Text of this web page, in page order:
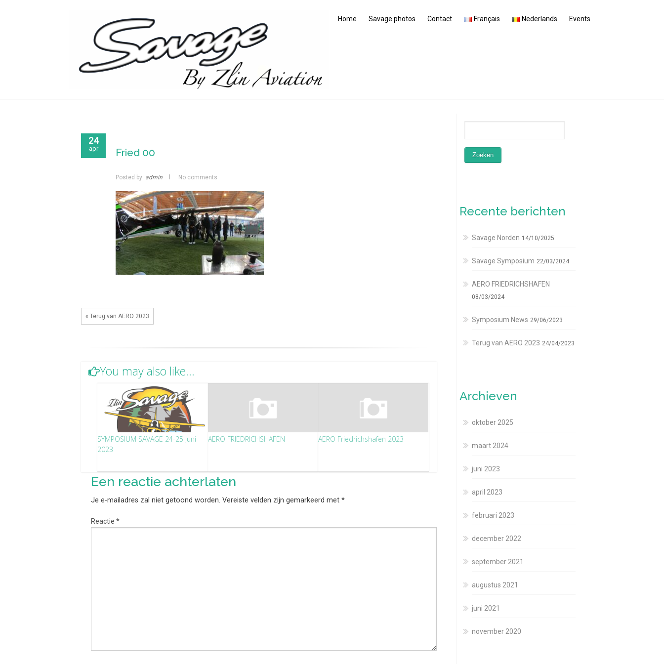
Home Savage photos Contact Français Nederlands Events
24
apr Fried 00
Posted by: admin No comments
« Terug van AERO 2023
You may also like...
SYMPOSIUM SAVAGE 24-25 juni
2023
AERO FRIEDRICHSHAFEN AERO Friedrichshafen 2023
Een reactie achterlaten
Je e-mailadres zal niet getoond worden. Vereiste velden zijn gemarkeerd met *
Reactie *
Recente berichten
Savage Norden 14/10/2025
Savage Symposium 22/03/2024
AERO FRIEDRICHSHAFEN
08/03/2024
Symposium News 29/06/2023
Terug van AERO 2023 24/04/2023
Archieven
oktober 2025
maart 2024
juni 2023
april 2023
februari 2023
december 2022
september 2021
augustus 2021
juni 2021
november 2020